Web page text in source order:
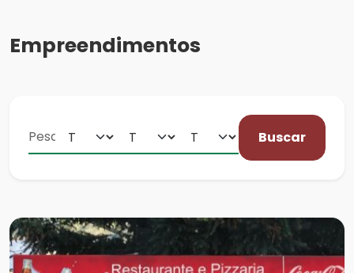
Empreendimentos
Buscar